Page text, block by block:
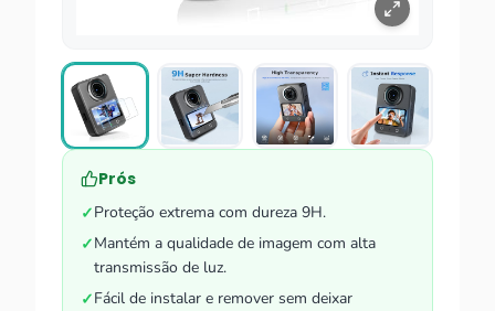
Prós
✓Proteção extrema com dureza 9H.
✓Mantém a qualidade de imagem com alta
transmissão de luz.
✓Fácil de instalar e remover sem deixar